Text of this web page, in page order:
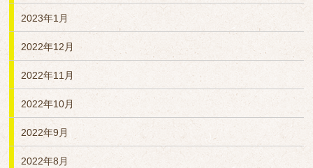
2023年1月
2022年12月
2022年11月
2022年10月
2022年9月
2022年8月